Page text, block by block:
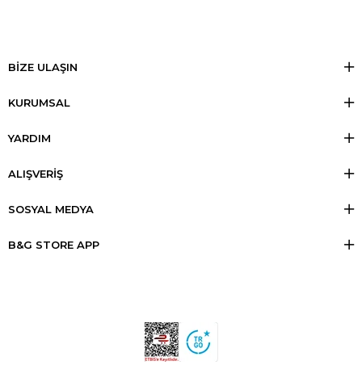
BİZE ULAŞIN
KURUMSAL
YARDIM
ALIŞVERİŞ
SOSYAL MEDYA
B&G STORE APP